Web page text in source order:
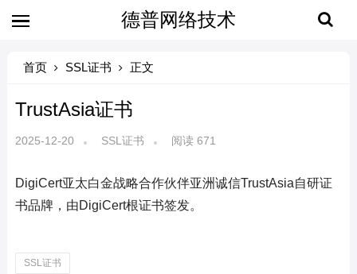
德普网络技术
首页 SSL证书 正文
TrustAsia证书
2025-12-20 SSL证书 阅读 671
DigiCert亚太白金战略合作伙伴亚洲诚信TrustAsia自研证
书品牌，由DigiCert根证书签发。
SSL证书